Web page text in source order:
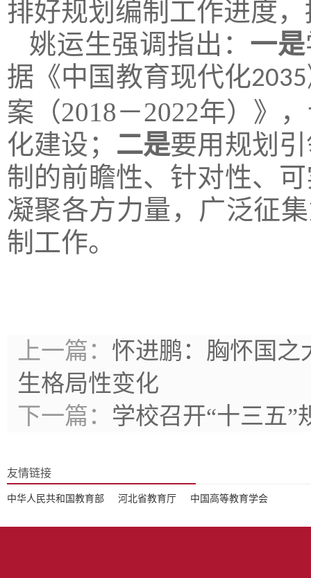
排好规划编制工作进度
姚运生强调指出： 一是
据 《中国教育现代化2035
案（2018－2022年）》 ，
化建设； 二是要用规划
制 的前瞻性、针对性、
凝聚各方力量， 广泛征
制工作。
上一篇： 怀进鹏：胸怀国之
生格局性变化
下一篇： 学校召开“十三五”
友情链接
中华人民共和国教育部 河北省教育厅 中国高等教育学会